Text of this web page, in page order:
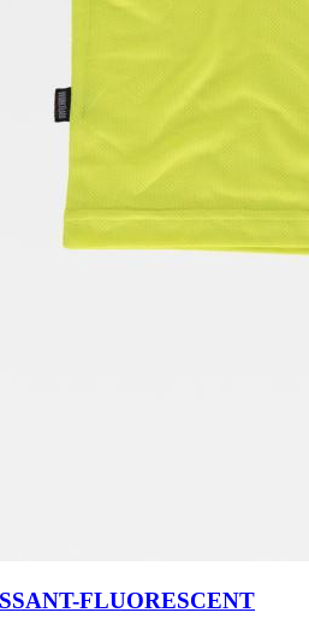
FLUORESCENT